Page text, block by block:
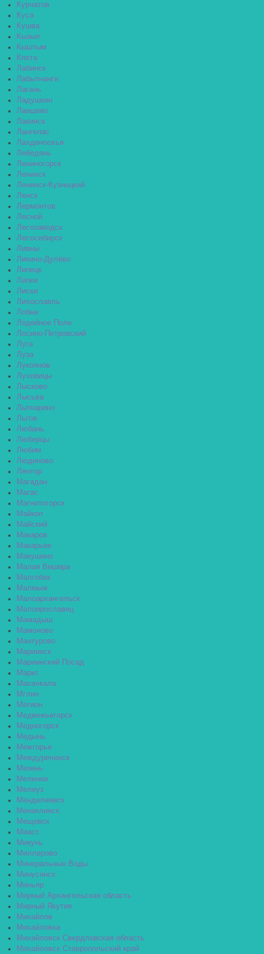
Курчатов
Куса
Кушва
Кызыл
Кыштым
Кяхта
Лабинск
Лабытнанги
Лагань
Ладушкин
Лаишево
Лакинск
Лангепас
Лахденпохья
Лебедянь
Лениногорск
Ленинск
Ленинск-Кузнецкий
Ленск
Лермонтов
Лесной
Лесозаводск
Лесосибирск
Ливны
Ликино-Дулёво
Липецк
Липки
Лиски
Лихославль
Лобня
Лодейное Поле
Лосино-Петровский
Луга
Луза
Лукоянов
Луховицы
Лысково
Лысьва
Лыткарино
Льгов
Любань
Люберцы
Любим
Людиново
Лянтор
Магадан
Магас
Магнитогорск
Майкоп
Майский
Макаров
Макарьев
Макушино
Малая Вишера
Малгобек
Малмыж
Малоархангельск
Малоярославец
Мамадыш
Мамоново
Мантурово
Мариинск
Мариинский Посад
Маркс
Махачкала
Мглин
Мегион
Медвежьегорск
Медногорск
Медынь
Межгорье
Междуреченск
Мезень
Меленки
Мелеуз
Менделеевск
Мензелинск
Мещовск
Миасс
Микунь
Миллерово
Минеральные Воды
Минусинск
Миньяр
Мирный Архангельская область
Мирный Якутия
Михайлов
Михайловка
Михайловск Свердловская область
Михайловск Ставропольский край